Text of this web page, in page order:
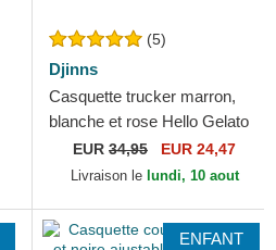
(5)
Djinns
Casquette trucker marron,
blanche et rose Hello Gelato
HFT Food Djinns
EUR 34,95 EUR 24,47
Livraison le lundi, 10 aout
ENFANT